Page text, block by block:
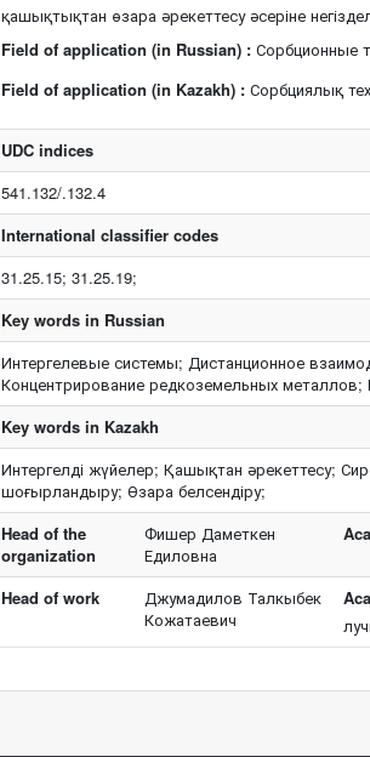
қашықтықтан өзара әрекеттесу әсеріне
Field of application (in Russian) : Сорбционные
Field of application (in Kazakh) : Сорбциялық
UDC indices
541.132/.132.4
International classifier codes
31.25.15; 31.25.19;
Key words in Russian
Интергелевые системы; Дистанционное
Концентрирование редкоземельных металлов;
Key words in Kazakh
Интергелді жүйелер; Қашықтан әрекеттесу;
шоғырландыру; Өзара белсендіру;
Head of the
organization
Фишер Даметкен
Едиловна
Head of work
Джумадилов Талкыбек
Кожатаевич